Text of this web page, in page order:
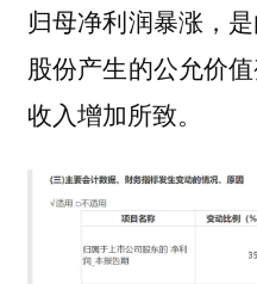
归母净利润暴涨，
股份产生的公允价
收入增加所致。